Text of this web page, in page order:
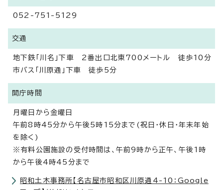
052-751-5129
交通
地下鉄「川名」下車 2番出口北東700メートル 徒歩10分
市バス「川原通」下車 徒歩5分
開庁時間
月曜日から金曜日
午前8時45分から午後5時15分まで(祝日・休日・年末年始
を除く)
※有料公園施設の受付時間は、午前9時から正午、午後1時
から午後4時45分まで
昭和土木事務所【名古屋市昭和区川原通4-10：Google